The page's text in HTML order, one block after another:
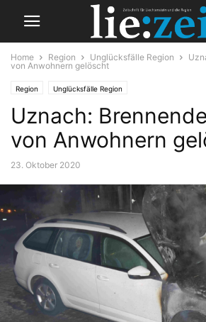
Home Region Unglücksfälle Region
von Anwohnern gelöscht
Region Unglücksfälle Region
Uznach:
von Anwohnern
23. Oktober 2020